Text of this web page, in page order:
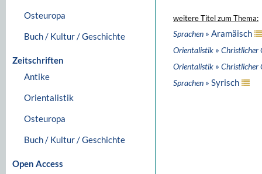
Osteuropa
Buch / Kultur / Geschichte
Zeitschriften
Antike
Orientalistik
Osteuropa
Buch / Kultur / Geschichte
Open Access
weitere Titel zum Thema:
Sprachen » Aramäisch
Orientalistik » Christlicher
Orientalistik » Christlicher
Sprachen » Syrisch